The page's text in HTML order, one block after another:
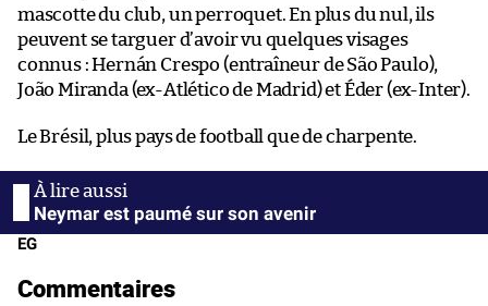
mascotte du club, un perroquet. En plus du nul, ils
peuvent se targuer d’avoir vu quelques visages
connus : Hernán Crespo (entraîneur de São Paulo),
João Miranda (ex-Atlético de Madrid) et Éder (ex-Inter).
Le Brésil, plus pays de football que de charpente.
Neymar est paumé sur son avenir
EG
Commentaires